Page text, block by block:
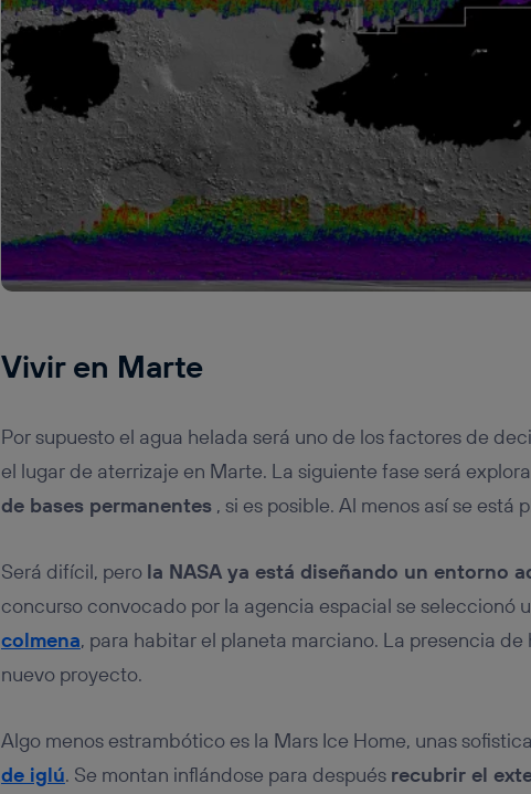
Vivir en Marte
Por supuesto el agua helada será uno de los factores de
el lugar de aterrizaje en Marte. La siguiente fase será
de bases permanentes, si es posible. Al menos así se está
Será difícil, pero la NASA ya está diseñando un entorno
concurso convocado por la agencia espacial se seleccionó
colmena, para habitar el planeta marciano. La presencia
nuevo proyecto.
Algo menos estrambótico es la Mars Ice Home, unas
de iglú. Se montan inflándose para después recubrir el